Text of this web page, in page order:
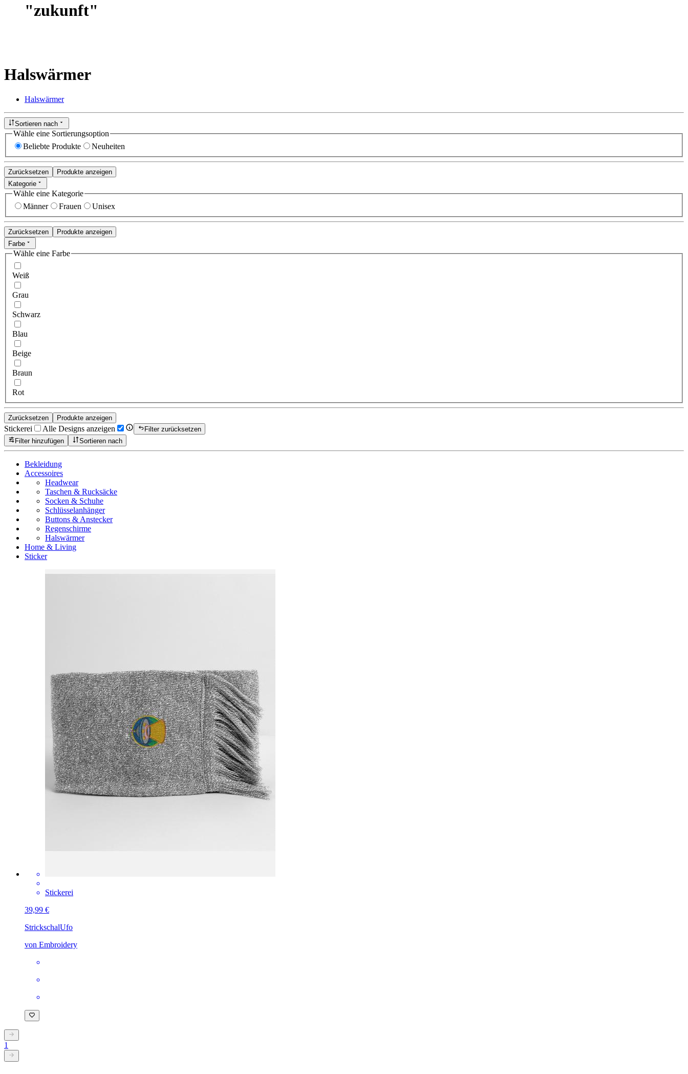
"zukunft"
Halswärmer
Halswärmer
Sortieren nach
Wähle eine Sortierungsoption
Beliebte Produkte
Neuheiten
Zurücksetzen
Produkte anzeigen
Kategorie
Wähle eine Kategorie
Männer
Frauen Unisex
Zurücksetzen
Produkte anzeigen
Farbe
Wähle eine Farbe
Weiß
Grau
Schwarz
Blau
Beige
Braun
Rot
Zurücksetzen Produkte anzeigen
Stickerei Alle Designs anzeigen
Filter zurücksetzen
Filter hinzufügen
Sortieren nach
Bekleidung
Accessoires
Headwear
Taschen & Rucksäcke
Socken & Schuhe
Schlüsselanhänger
Buttons & Anstecker
Regenschirme
Halswärmer
Home & Living
Sticker
Stickerei
39,99 €
StrickschalUfo
von Embroidery
1